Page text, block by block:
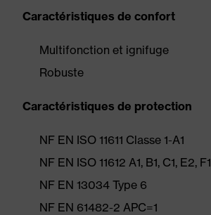
Caractéristiques de confort
Multifonction et ignifuge
Robuste
Caractéristiques de protection
NF EN ISO 11611 Classe 1-A1
NF EN ISO 11612 A1, B1, C1, E2, F1
NF EN 13034 Type 6
NF EN 61482-2 APC=1